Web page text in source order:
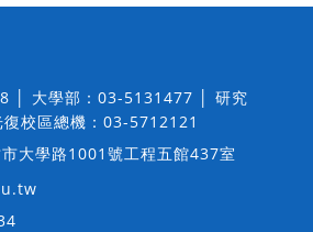
│ 大學部：03-5131477 │ 研究
校區總機：03-5712121
大學路1001號工程五館437室